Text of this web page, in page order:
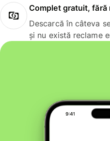
Complet gratuit, fără
Descarcă în câteva
și nu există reclame